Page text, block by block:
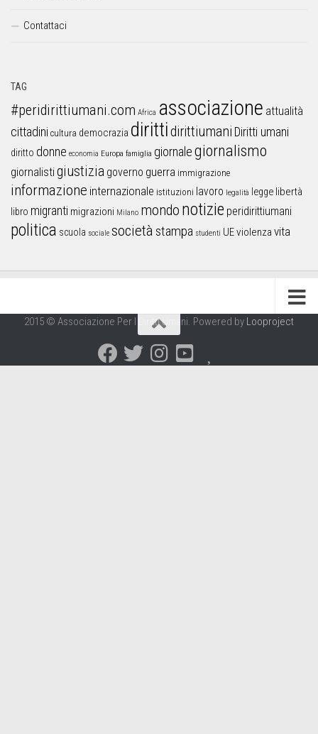
Contattaci
TAG
#peridirittiumani.com Africa associazione attualità
cittadini cultura democrazia dirittidirittiumani Diritti umani
diritto donne economia Europa famiglia giornalegiornalismo
giornalistigiustizia governo guerra immigrazione
informazione internazionale istituzioni lavoro legalità legge libertà
libro migranti migrazioni Milano mondo notizie peridirittiumani
politica scuola sociale società stampa studenti UEviolenza vita
2015 © Associazione Per I Diritti Umani. Powered by Looproject